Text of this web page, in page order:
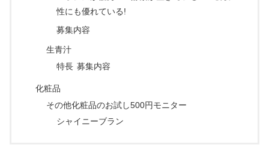
性にも優れている!
募集内容
生青汁
特長 募集内容
化粧品
その他化粧品のお試し500円モニター
シャイニーブラン